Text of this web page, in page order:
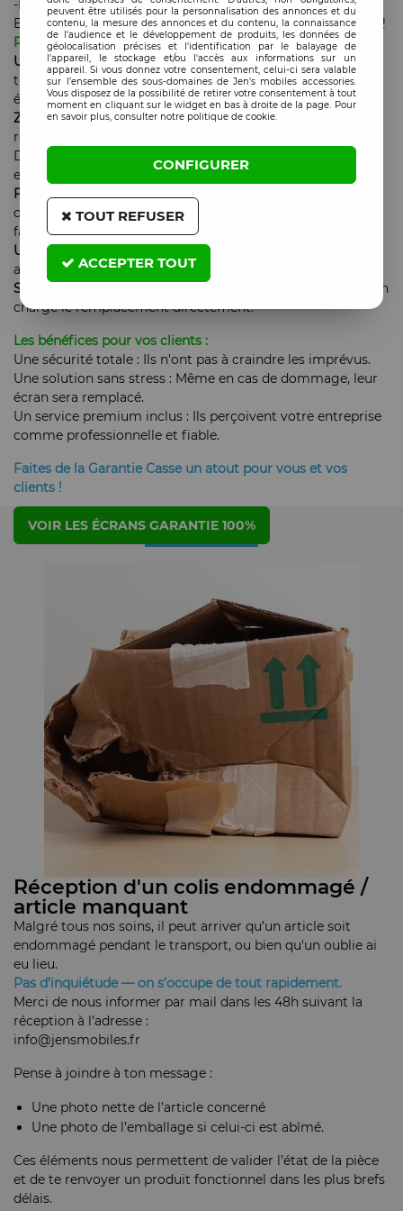
-Les nappes endommagées ou coupées.
Et cela pendant 1 an complet à compter de la date d’achat !
Pourquoi intégrer la Garantie Casse à vos offres ?
Un argument de vente puissant: Offrez à vos clients une
tranquillité d’esprit inégalée en leur garantissant que leurs
écrans sont protégés, même en cas d'accidents.
Zéro perte pour le réparateur/ la boutique :
réparation, un écran peut se casser au montage.
Dorénavant, vous ne perdez plus d’argent, l’écran est pris
en charge.
Fidélisation renforcée: En proposant ce service, vous
démontrez votre engagement envers vos clients, ce qui
favorise leur retour.
Un avantage concurrentiel décisif
aide à vous démarquer et à maximiser vos ventes.
Simplicité pour vous
: En cas de problème, nous prenons en
charge le remplacement directement.
Les bénéfices pour vos clients :
Une sécurité totale : Ils n'ont pas à craindre les imprévus.
Une solution sans stress : Même en cas de dommage, leur
écran sera remplacé.
Un service premium inclus : Ils perçoivent votre entreprise
comme professionnelle et fiable.
Faites de la Garantie Casse un atout pour vous et vos
clients !
VOIR LES ÉCRANS GARANTIE 100%
Réception d'un colis endommagé /
article manquant
Malgré tous nos soins, il peut arriver qu’un article soit
endommagé pendant le transport, ou bien qu'un oublie ai
eu lieu.
Pas d’inquiétude — on s’occupe de tout rapidement.
Merci de nous informer par mail dans les 48h suivant la
réception à l’adresse :
info@jensmobiles.fr
Pense à joindre à ton message :
Une photo nette de l’article concerné
Une photo de l’emballage si celui-ci est abîmé.
Ces éléments nous permettent de valider l’état de la pièce
et de te renvoyer un produit fonctionnel dans les plus brefs
délais.
peuvent être utilisés pour la personnalisation des annonces et du
contenu, la mesure des annonces et du contenu, la connaissance
de l'audience et le développement de produits, les données de
géolocalisation précises et l'identification par le balayage de
l'appareil, le stockage et/ou l'accès aux informations sur un
appareil. Si vous donnez votre consentement, celui-ci sera valable
sur l’ensemble des sous-domaines de Jen's mobiles accessories.
Vous disposez de la possibilité de retirer votre consentement à tout
moment en cliquant sur le widget en bas à droite de la page. Pour
en savoir plus, consulter notre politique de cookie.
CONFIGURER
TOUT REFUSER
ACCEPTER TOUT